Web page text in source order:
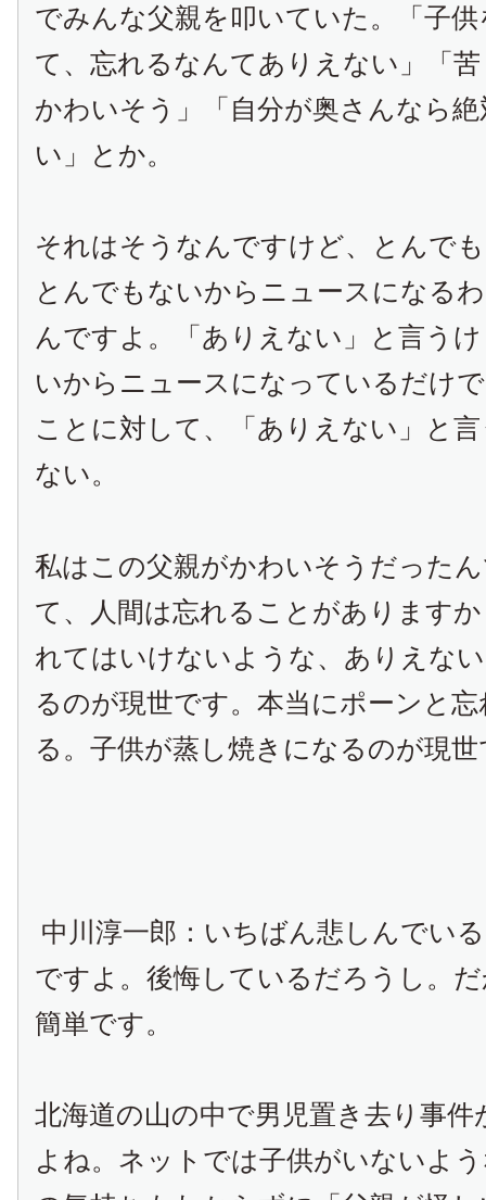
でみんな父親を叩いていた。「子
て、忘れるなんてありえない」「
かわいそう」「自分が奥さんなら
い」とか。
それはそうなんですけど、とんで
とんでもないからニュースになる
んですよ。「ありえない」と言う
いからニュースになっているだけ
ことに対して、「ありえない」と
ない。
私はこの父親がかわいそうだった
て、人間は忘れることがあります
れてはいけないような、ありえな
るのが現世です。本当にポーンと
る。子供が蒸し焼きになるのが現
中川淳一郎：いちばん悲しんでい
ですよ。後悔しているだろうし。
簡単です。
北海道の山の中で男児置き去り事
よね。ネットでは子供がいないよ